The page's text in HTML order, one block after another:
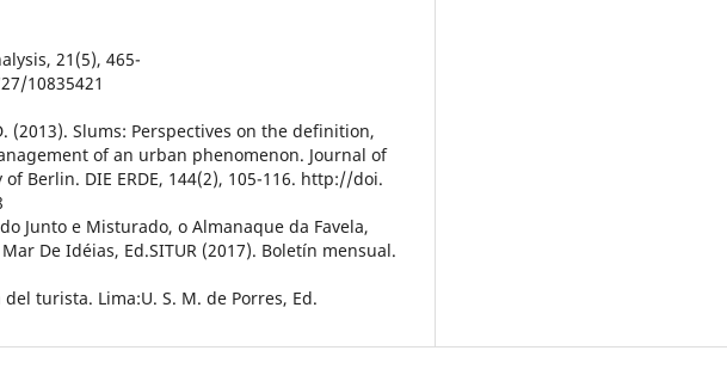
21(5), 465-
10835421
(2013). Slums: Perspectives on the definition,
of an urban phenomenon. Journal of
Berlin. DIE ERDE, 144(2), 105-116. http://doi.
Junto e Misturado, o Almanaque da Favela,
De Idéias, Ed.SITUR (2017). Boletín mensual.
turista. Lima:U. S. M. de Porres, Ed.